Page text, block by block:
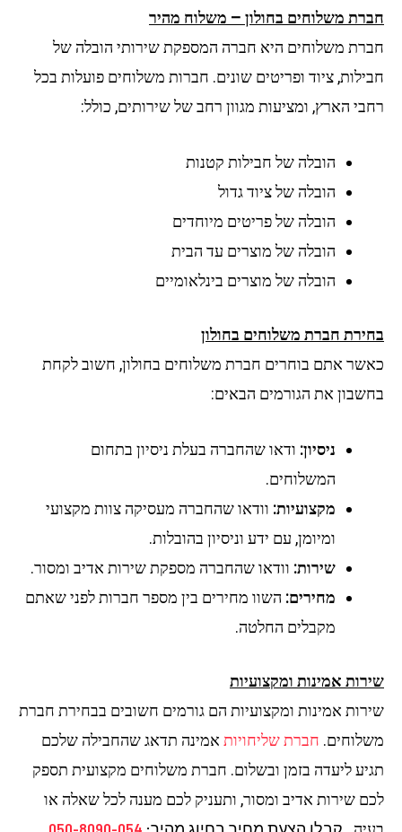
משלוחים בחולון – משלוח מהיר
משלוחים היא חברה המספקת שירותי הובלה של
ציוד ופריטים שונים. חברות משלוחים פועלות בכל
הארץ, ומציעות מגוון רחב של שירותים, כולל:
הובלה של חבילות קטנות
הובלה של ציוד גדול
הובלה של פריטים מיוחדים
הובלה של מוצרים עד הבית
הובלה של מוצרים בינלאומיים
חברת משלוחים בחולון
אתם בוחרים חברת משלוחים בחולון, חשוב לקחת
את הגורמים הבאים:
ניסיון:ודאו שהחברה בעלת ניסיון בתחום
המשלוחים.
מקצועיות:וודאו שהחברה מעסיקה צוות מקצועי
ומיומן, עם ידע וניסיון בהובלות.
שירות:וודאו שהחברה מספקת שירות אדיב ומסור.
מחירים:השוו מחירים בין מספר חברות לפני שאתם
מקבלים החלטה.
אמינות ומקצועיות
אמינות ומקצועיות הם גורמים חשובים בבחירת חברת
חברת שליחויותאמינה תדאג שהחבילה שלכם
ליעדה בזמן ובשלום. חברת משלוחים מקצועית תספק
שירות אדיב ומסור, ותעניק לכם מענה לכל שאלה או